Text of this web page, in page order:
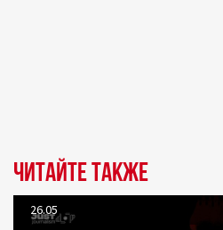
Читайте также
26.05